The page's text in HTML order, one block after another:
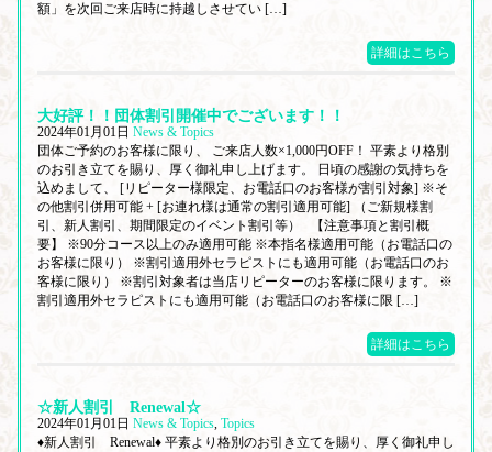
額」を次回ご来店時に持越しさせてい […]
詳細はこちら
大好評！！団体割引開催中でございます！！
2024年01月01日 News & Topics
団体ご予約のお客様に限り、 ご来店人数×1,000円OFF！ 平素より格別
のお引き立てを賜り、厚く御礼申し上げます。 日頃の感謝の気持ちを
込めまして、 [リピーター様限定、お電話口のお客様が割引対象] ※そ
の他割引併用可能 + [お連れ様は通常の割引適用可能] （ご新規様割
引、新人割引、期間限定のイベント割引等） 【注意事項と割引概
要】 ※90分コース以上のみ適用可能 ※本指名様適用可能（お電話口の
お客様に限り） ※割引適用外セラピストにも適用可能（お電話口のお
客様に限り） ※割引対象者は当店リピーターのお客様に限ります。 ※
割引適用外セラピストにも適用可能（お電話口のお客様に限 […]
詳細はこちら
☆新人割引 Renewal☆
2024年01月01日 News & Topics, Topics
♦新人割引 Renewal♦ 平素より格別のお引き立てを賜り、厚く御礼申し